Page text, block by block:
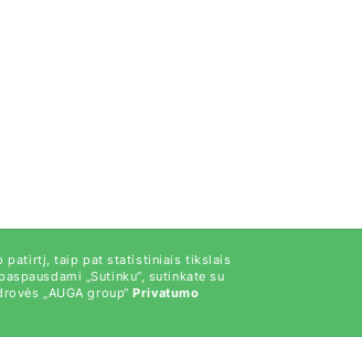
patirtį, taip pat statistiniais tikslais
„Sutinku“, sutinkate su
„AUGA group“Privatumo